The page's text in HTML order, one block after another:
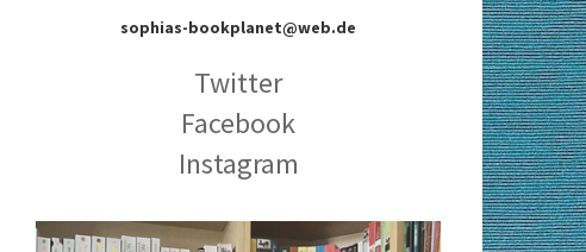
sophias-bookplanet@web.de
Twitter
Facebook
Instagram